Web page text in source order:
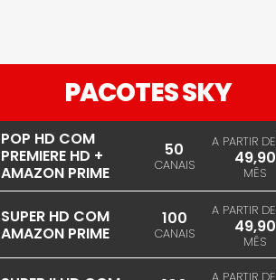
PACOTES SKY
POP HD COM
PREMIERE HD +
AMAZON PRIME
50
CANAIS
A PARTIR DE
49,90
MÊS
SUPER HD COM
AMAZON PRIME
100
CANAIS
A PARTIR DE
49,90
MÊS
A PARTIR DE